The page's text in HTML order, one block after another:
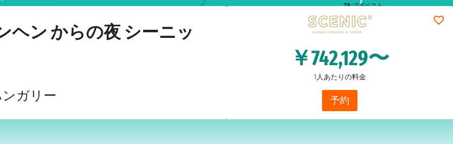
78 ブダペスト
ヘン からの夜 シーニッ
ガリー
￥742,129〜
1人あたりの料金
予約